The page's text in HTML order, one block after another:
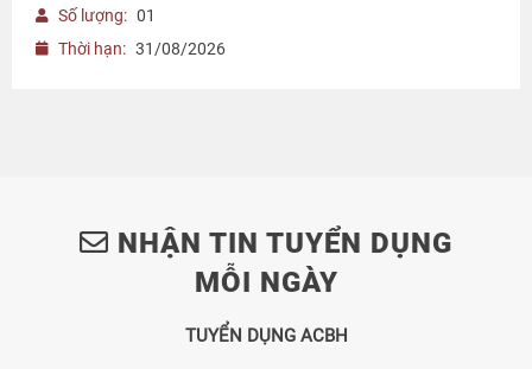
Số lượng: 01
Thời hạn: 31/08/2026
NHẬN TIN TUYỂN DỤNG
MỖI NGÀY
TUYỂN DỤNG ACBH